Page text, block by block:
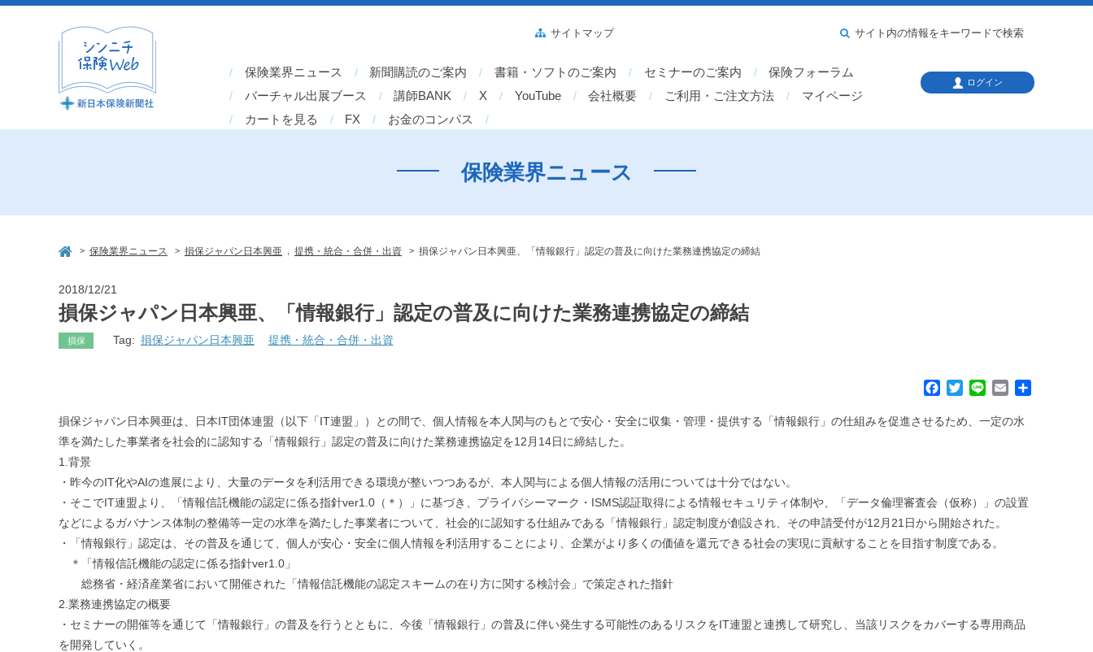
保険業界ニュース 新聞購読のご案内 書籍・ソフトのご案内 セミナーのご案内
保険フォーラム
バーチャル出展ブース
講師BANK X YouTube 会社概要 ご利用・ご注文方法
マイページ
カートを見る
FX お金のコンパス
サイトマップ サイト内の情報をキーワードで検索
ログイン
保険業界ニュース
> 保険業界ニュース > 損保ジャパン日本興亜 提携・統合・合併・出資 > 損保ジャパン日本興亜、「情報銀行」認定の普及に向けた業務連携協定の締結
2018/12/21
損保ジャパン日本興亜、「情報銀行」認定の普及に向けた業務連携協定の締結
損保 Tag: 損保ジャパン日本興亜 提携・統合・合併・出資
c
k
i
n
a
損保ジャパン日本興亜は、日本IT団体連盟（以下「IT連盟」）との間で、個人情報を本人関与のもとで安心・安全に収集・管理・提供する「情報銀行」の仕組みを促進させるため、一定の水
準を満たした事業者を社会的に認知する「情報銀行」認定の普及に向けた業務連携協定を12月14日に締結した。
1.背景
・昨今のIT化やAIの進展により、大量のデータを利活用できる環境が整いつつあるが、本人関与による個人情報の活用については十分ではない。
・そこでIT連盟より、「情報信託機能の認定に係る指針ver1.0（＊）」に基づき、プライバシーマーク・ISMS認証取得による情報セキュリティ体制や、「データ倫理審査会（仮称）」の設置
などによるガバナンス体制の整備等一定の水準を満たした事業者について、社会的に認知する仕組みである「情報銀行」認定制度が創設され、その申請受付が12月21日から開始された。
・「情報銀行」認定は、その普及を通じて、個人が安心・安全に個人情報を利活用することにより、企業がより多くの価値を還元できる社会の実現に貢献することを目指す制度である。
＊「情報信託機能の認定に係る指針ver1.0」
総務省・経済産業省において開催された「情報信託機能の認定スキームの在り方に関する検討会」で策定された指針
2.業務連携協定の概要
・セミナーの開催等を通じて「情報銀行」の普及を行うとともに、今後「情報銀行」の普及に伴い発生する可能性のあるリスクをIT連盟と連携して研究し、当該リスクをカバーする専用商品
を開発していく。